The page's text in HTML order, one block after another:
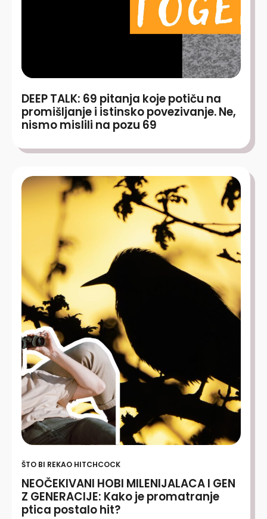
DEEP TALK: 69 pitanja koje potiču na
promišljanje i istinsko povezivanje. Ne,
nismo mislili na pozu 69
ŠTO BI REKAO HITCHCOCK
NEOČEKIVANI HOBI MILENIJALACA I GEN
Z GENERACIJE: Kako je promatranje
ptica postalo hit?